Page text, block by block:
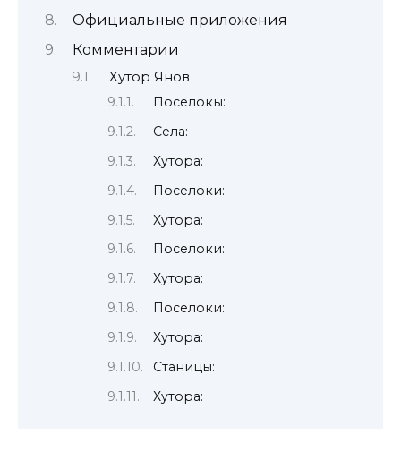
Официальные приложения
Комментарии
Хутор Янов
Поселокы:
Села:
Хутора:
Поселоки:
Хутора:
Поселоки:
Хуторa:
Поселоки:
Хуторa:
Станицы:
Хуторa: